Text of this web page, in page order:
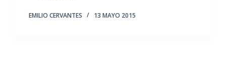
EMILIO CERVANTES 13 MAYO 2015